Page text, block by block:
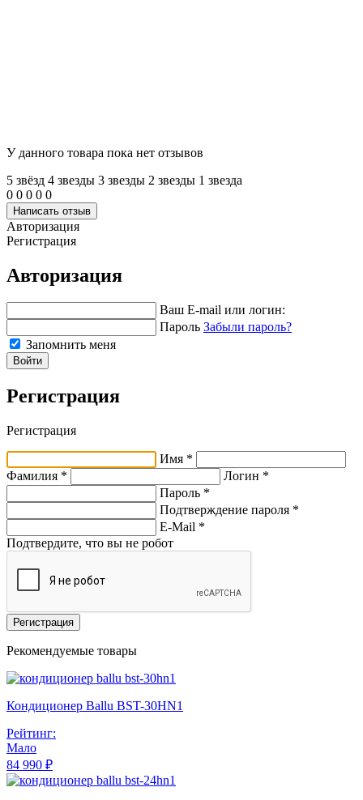
У данного товара пока нет отзывов
5 звёзд 4 звeзды 3 звeзды 2 звeзды 1 звeзда
0 0 0 0 0
Написать отзыв
Авторизация
Регистрация
Авторизация
Ваш E-mail или логин:
Пароль Забыли пароль?
Запомнить меня
Войти
Регистрация
Регистрация
Имя *
Фамилия *
Логин *
Пароль *
Подтверждение пароля *
E-Mail *
Подтвердите, что вы не робот
Регистрация
Рекомендуемые товары
Кондиционер Ballu BST-30HN1
Рейтинг:
Мало
84 990 ₽